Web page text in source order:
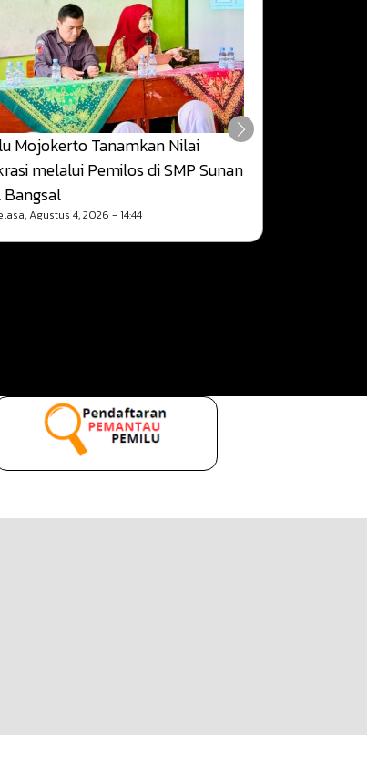
Mojokerto Tanamkan Nilai
melalui Pemilos di SMP Sunan
Agustus 4, 2026 - 14:44